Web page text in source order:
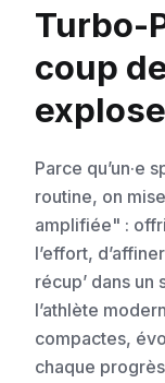
Turbo-
coup
Parce qu’un·e
routine, on
amplifiée" :
l’effort,
récup’ dans un
l’athlète
compactes,
chaque